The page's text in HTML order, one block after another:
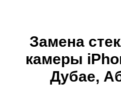
Замена
камеры
Дубае,